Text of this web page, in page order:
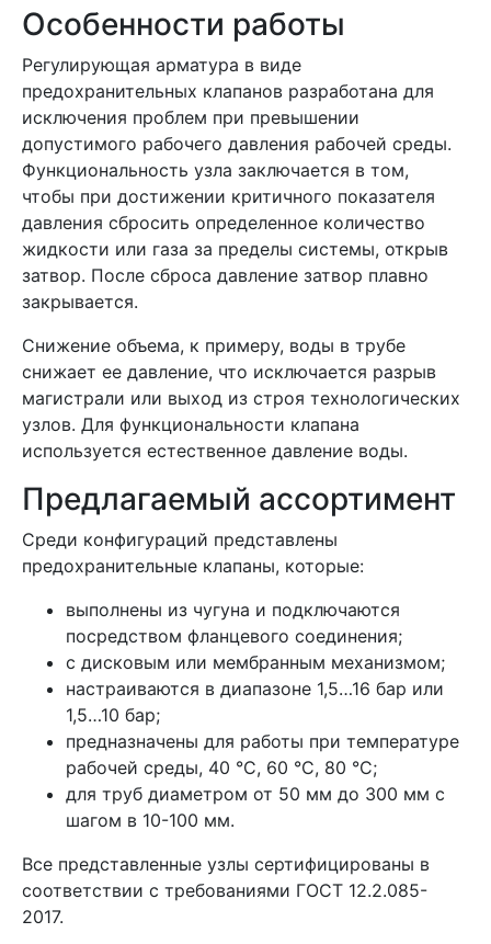
Особенности работы
Регулирующая арматура в виде
предохранительных клапанов разработана для
исключения проблем при превышении
допустимого рабочего давления рабочей среды.
Функциональность узла заключается в том,
чтобы при достижении критичного показателя
давления сбросить определенное количество
жидкости или газа за пределы системы, открыв
затвор. После сброса давление затвор плавно
закрывается.
Снижение объема, к примеру, воды в трубе
снижает ее давление, что исключается разрыв
магистрали или выход из строя технологических
узлов. Для функциональности клапана
используется естественное давление воды.
Предлагаемый ассортимент
Среди конфигураций представлены
предохранительные клапаны, которые:
выполнены из чугуна и подключаются
посредством фланцевого соединения;
с дисковым или мембранным механизмом;
настраиваются в диапазоне 1,5…16 бар или
1,5…10 бар;
предназначены для работы при температуре
рабочей среды, 40 °C, 60 °C, 80 °C;
для труб диаметром от 50 мм до 300 мм с
шагом в 10-100 мм.
Все представленные узлы сертифицированы в
соответствии с требованиями ГОСТ 12.2.085-
2017.